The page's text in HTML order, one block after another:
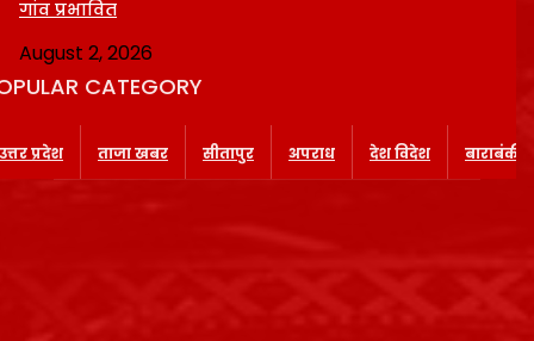
गांव प्रभावित
August 2, 2026
CATEGORY
उत्तर प्रदेश ताजा खबर सीतापुर अपराध देश विदेश बाराबंकी